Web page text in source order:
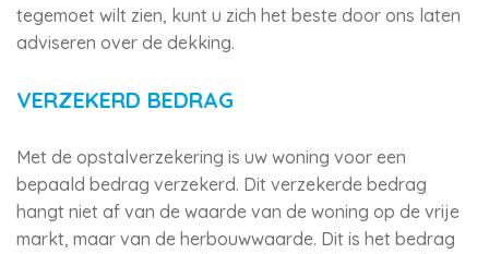
tegemoet wilt zien, kunt u zich het beste door ons laten
adviseren over de dekking.
VERZEKERD BEDRAG
Met de opstalverzekering is uw woning voor een
bepaald bedrag verzekerd. Dit verzekerde bedrag
hangt niet af van de waarde van de woning op de vrije
markt, maar van de herbouwwaarde. Dit is het bedrag